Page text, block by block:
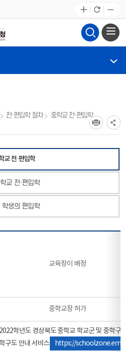
전·편입학 절차 중학교 전·편입학
교 전·편입학
교 전·편입학
학생의 편입학
교육장이 배정
중학교장 허가
2022학년도 경상북도 중학교 학교군 및 중학구
구도 안내 서비스
https://